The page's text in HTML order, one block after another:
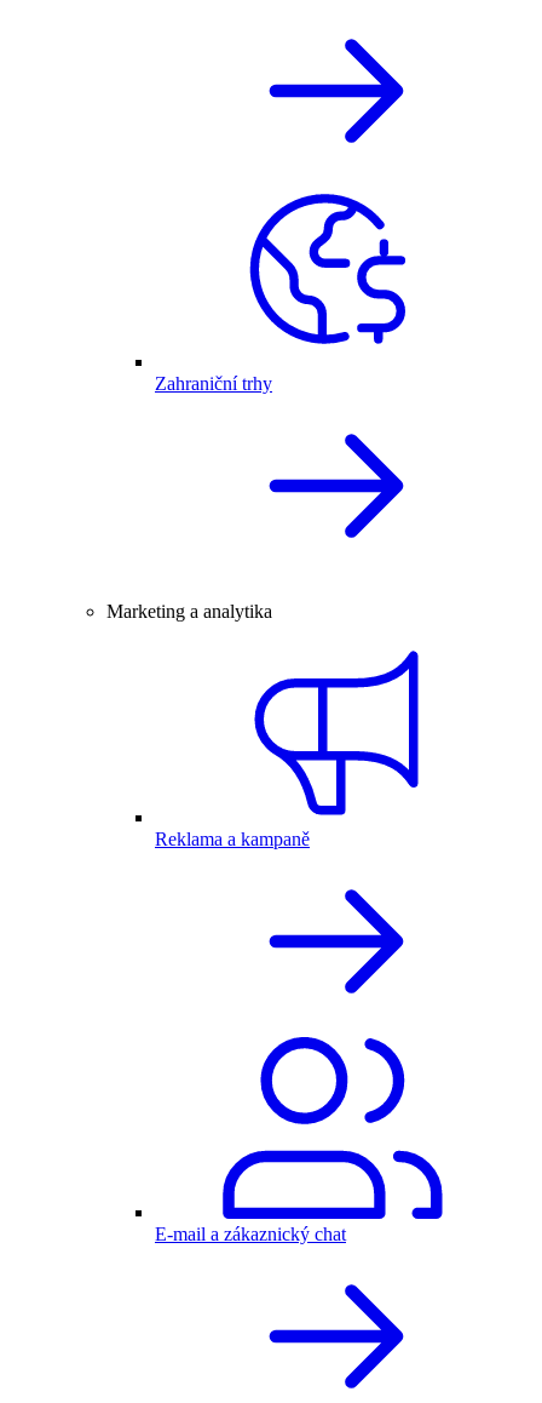
Zahraniční trhy
Marketing a analytika
Reklama a kampaně
E-mail a zákaznický chat